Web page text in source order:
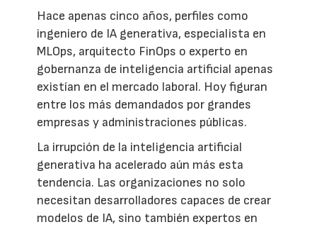
Hace apenas cinco años, perfiles como
ingeniero de IA generativa, especialista en
MLOps, arquitecto FinOps o experto en
gobernanza de inteligencia artificial apenas
existían en el mercado laboral. Hoy figuran
entre los más demandados por grandes
empresas y administraciones públicas.
La irrupción de la inteligencia artificial
generativa ha acelerado aún más esta
tendencia. Las organizaciones no solo
necesitan desarrolladores capaces de crear
modelos de IA, sino también expertos en